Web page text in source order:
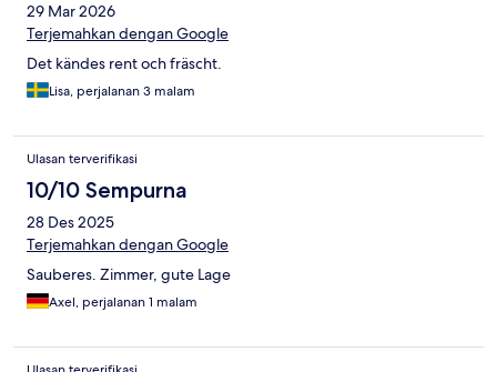
29 Mar 2026
Terjemahkan dengan Google
Det kändes rent och fräscht.
Lisa, perjalanan 3 malam
Ulasan terverifikasi
10/10 Sempurna
28 Des 2025
Terjemahkan dengan Google
Sauberes. Zimmer, gute Lage
Axel, perjalanan 1 malam